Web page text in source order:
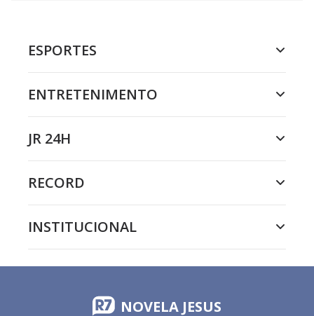
ESPORTES
ENTRETENIMENTO
JR 24H
RECORD
INSTITUCIONAL
NOVELA JESUS